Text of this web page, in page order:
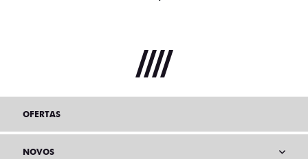
OFERTAS
NOVOS